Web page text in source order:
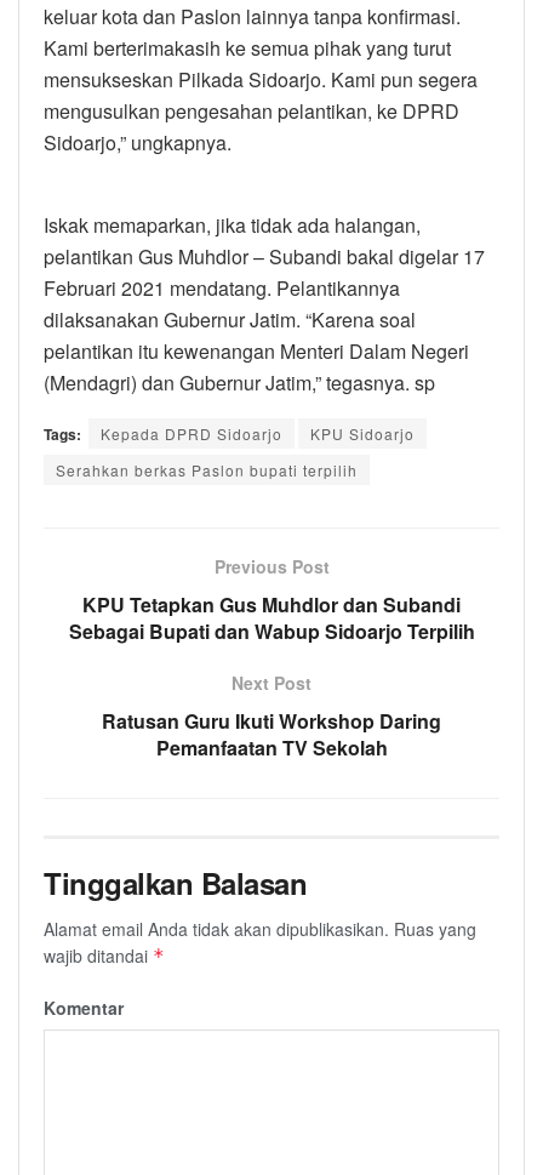
keluar kota dan Paslon lainnya tanpa konfirmasi.
Kami berterimakasih ke semua pihak yang turut
mensukseskan Pilkada Sidoarjo. Kami pun segera
mengusulkan pengesahan pelantikan, ke DPRD
Sidoarjo,” ungkapnya.
Iskak memaparkan, jika tidak ada halangan,
pelantikan Gus Muhdlor – Subandi bakal digelar 17
Februari 2021 mendatang. Pelantikannya
dilaksanakan Gubernur Jatim. “Karena soal
pelantikan itu kewenangan Menteri Dalam Negeri
(Mendagri) dan Gubernur Jatim,” tegasnya. sp
Tags: Kepada DPRD Sidoarjo
KPU Sidoarjo
Serahkan berkas Paslon bupati terpilih
Previous Post
KPU Tetapkan Gus Muhdlor dan Subandi
Sebagai Bupati dan Wabup Sidoarjo Terpilih
Next Post
Ratusan Guru Ikuti Workshop Daring
Pemanfaatan TV Sekolah
Tinggalkan Balasan
Alamat email Anda tidak akan dipublikasikan. Ruas yang
wajib ditandai *
Komentar